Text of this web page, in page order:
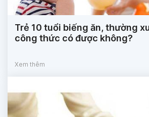
Trẻ 10 tuổi biếng ăn, thường
công thức có được không?
Xem thêm